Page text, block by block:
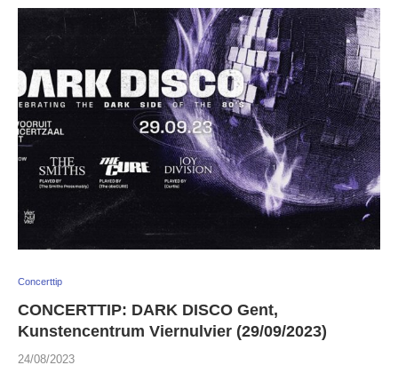
Concerttip
CONCERTTIP: DARK DISCO Gent,
Kunstencentrum Viernulvier (29/09/2023)
24/08/2023